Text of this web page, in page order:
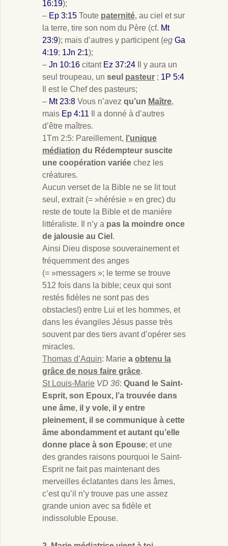
16:19);
– Ep 3:15 Toute paternité, au ciel et sur
la terre, tire son nom du Père (cf. Mt
23:9); mais d’autres y participent (eg Ga
4:19; 1Jn 2:1);
– Jn 10:16 citant Ez 37:24 Il y aura un
seul troupeau, un seul pasteur ; 1P 5:4
Il est le Chef des pasteurs;
– Mt 23:8 Vous n’avez qu’un Maître,
mais Ep 4:11 Il a donné à d’autres
d’être maîtres.
1Tm 2:5: Pareillement, l’unique
médiation du Rédempteur suscite
une coopération variée chez les
créatures.
Aucun verset de la Bible ne se lit tout
seul, extrait (= »hérésie » en grec) du
reste de toute la Bible et de manière
littéraliste. Il n’y a pas la moindre once
de jalousie au Ciel .
Ainsi Dieu dispose souverainement et
fréquemment des anges
(= »messagers »; le terme se trouve
512 fois dans la bible; ceux qui sont
restés fidèles ne sont pas des
obstacles!) entre Lui et les hommes, et
dans les évangiles Jésus passe très
souvent par des tiers avant d’opérer ses
miracles.
Thomas d’Aquin: Marie a obtenu la
grâce de nous faire grâce.
St Louis-Marie VD 36: Quand le Saint-
Esprit, son Epoux, l’a trouvée dans
une âme, il y vole, il y entre
pleinement, il se communique à cette
âme abondamment et autant qu’elle
donne place à son Epouse; et une
des grandes raisons pourquoi le Saint-
Esprit ne fait pas maintenant des
merveilles éclatantes dans les âmes,
c’est qu’il n’y trouve pas une assez
grande union avec sa fidèle et
indissoluble Epouse.